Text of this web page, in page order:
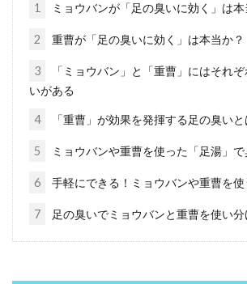
すね毛処理は「バ
かい季節になって短パン
1 ミョウバンが「足の臭いに効く」は本
2 重曹が「足の臭いに効く」は本当か？
3
「ミョウバン」と「重曹」にはそれ
いがある
4 「重曹」が効果を発揮する足の臭いと
5 ミョウバンや重曹を使った「足湯」
6 手軽にできる！ミョウバンや重曹を
7 足の臭いでミョウバンと重曹を使い分